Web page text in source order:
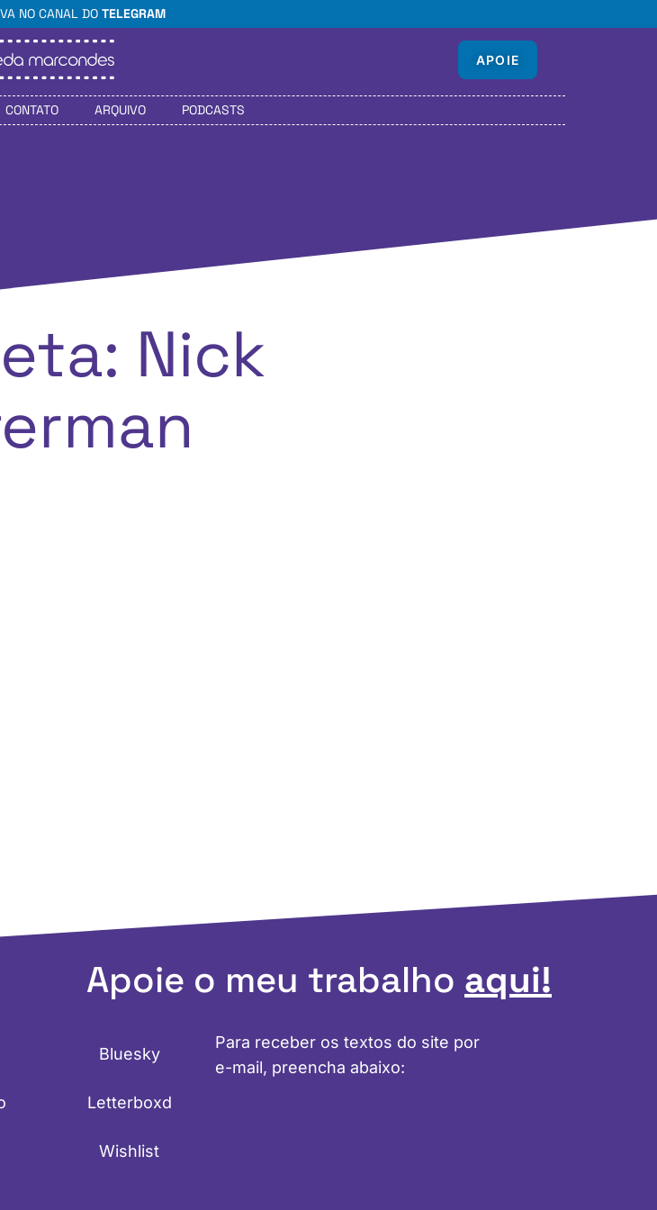
NO CANAL DO TELEGRAM
APOIE
CONTATO ARQUIVO PODCASTS
Nick
Apoie o meu trabalho aqui!
Bluesky
Letterboxd
Wishlist
Para receber os textos do site por
e-mail, preencha abaixo: